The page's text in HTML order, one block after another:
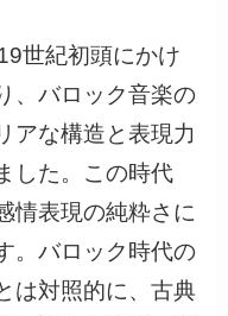
世紀初頭にかけ
、バロック音楽の
アな構造と表現力
した。この時代
情表現の純粋さに
。バロック時代の
は対照的に、古典